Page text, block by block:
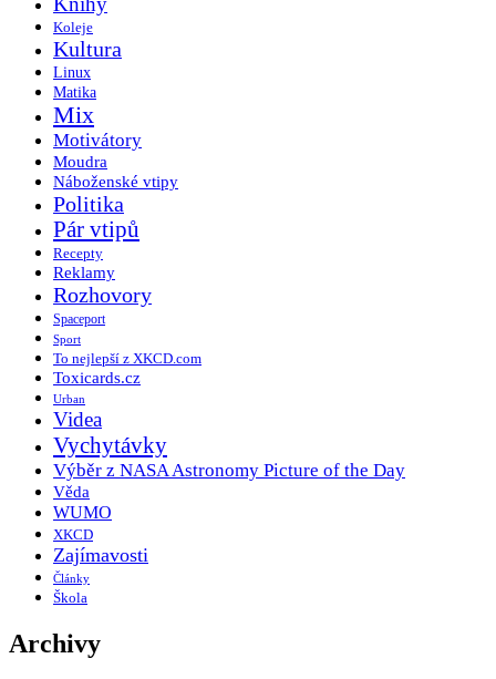
Koleje
Kultura
Linux
Matika
Mix
Motivátory
Moudra
Náboženské vtipy
Politika
Pár vtipů
Recepty
Reklamy
Rozhovory
Spaceport
Sport
To nejlepší z XKCD.com
Toxicards.cz
Urban
Videa
Vychytávky
Výběr z NASA Astronomy Picture of the Day
Věda
WUMO
XKCD
Zajímavosti
Články
Škola
Archivy